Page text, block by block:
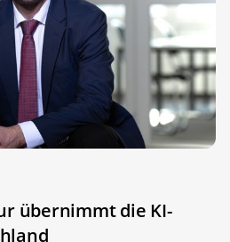
übernimmt die KI-